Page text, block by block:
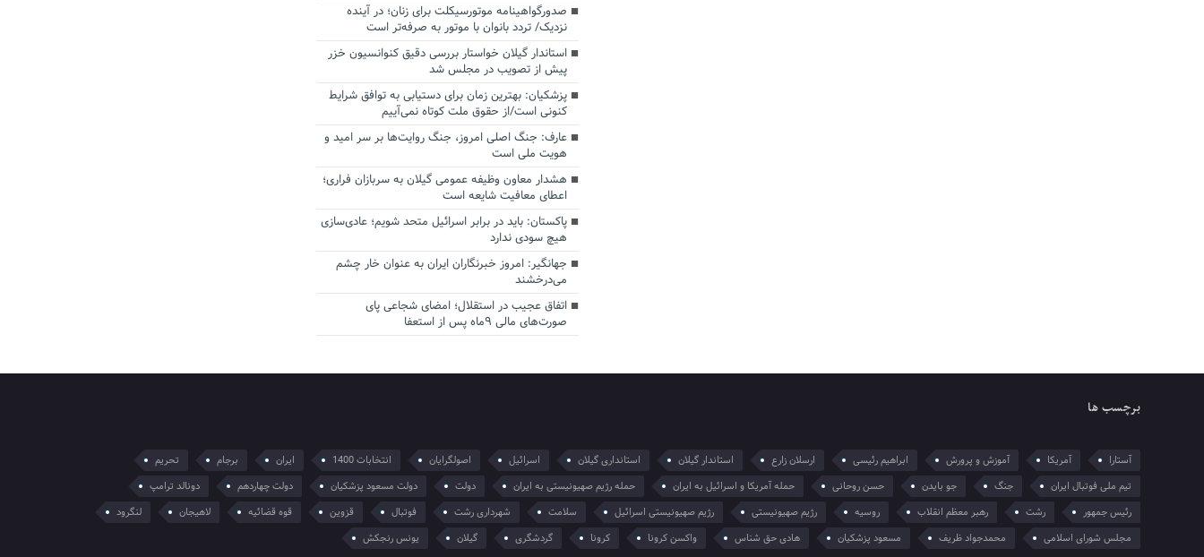
صدورگواهینامه موتورسیکلت برای زنان؛ در آینده
نزدیک/ تردد بانوان با موتور به‌ صرفه‌تر است
استاندار گیلان خواستار بررسی دقیق کنوانسیون خزر
پیش از تصویب در مجلس شد
پزشکیان‌: بهترین زمان برای دستیابی به توافق شرایط
کنونی است/از حقوق ملت کوتاه نمی‌آییم
عارف: جنگ اصلی امروز، جنگ روایت‌ها بر سر امید و
هویت ملی است
هشدار معاون وظیفه عمومی گیلان به سربازان فراری؛
اعطای معافیت شایعه است
پاکستان: باید در برابر اسرائیل متحد شویم؛ عادی‌سازی
هیچ سودی ندارد
جهانگیر: امروز خبرنگاران ایران به عنوان خار چشم
می‌درخشند
اتفاق عجیب در استقلال؛ امضای شجاعی پای
صورت‌های مالی ٩ماه پس از استعفا
برچسب ها
آستارا آمریکا آموزش و پرورش ابراهیم رئیسی ارسلان زارع استاندار گیلان استانداری گیلان اسرائیل اصولگرایان انتخابات 1400 ایران برجام
تحریم
تیم ملی فوتبال ایران
جنگ جو بایدن حسن روحانی حمله آمریکا و اسرائیل به ایران حمله رژیم صهیونیستی به ایران دولت دولت مسعود پزشکیان دولت چهاردهم
دونالد ترامپ
رئیس جمهور
رشت رهبر معظم انقلاب روسیه رژیم صهیونیستی رژیم صهیونیستی اسرائیل سلامت شهرداری رشت فوتبال قزوین قوه قضائیه لاهیجان
لنگرود
مجلس شورای اسلامی
محمدجواد ظریف مسعود پزشکیان هادی حق شناس واکسن کرونا کرونا گردشگری گیلان یونس رنجکش